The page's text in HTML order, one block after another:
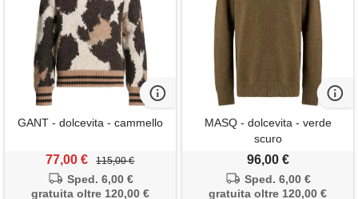
GANT - dolcevita - cammello
77,00 € 115,00 €
Sped. 6,00 €
gratuita oltre 120,00 €
MASQ - dolcevita - verde
scuro
96,00 €
Sped. 6,00 €
gratuita oltre 120,00 €